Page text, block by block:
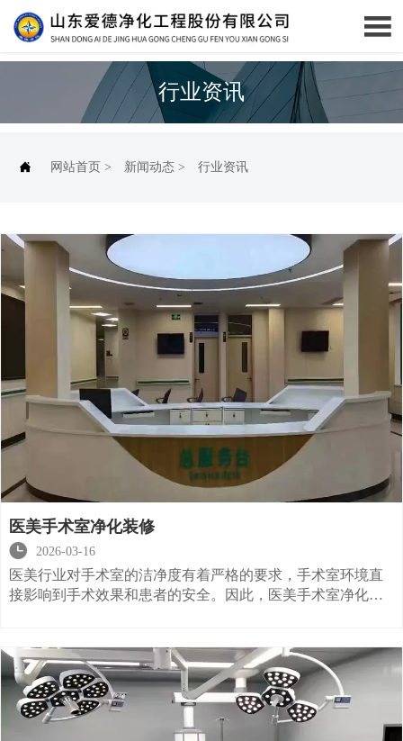

行业资讯
 网站首页 > 新闻动态 > 行业资讯
医美手术室净化装修

2026-03-16
医美行业对手术室的洁净度有着严格的要求，手术室环境直
接影响到手术效果和患者的安全。因此，医美手术室净化装